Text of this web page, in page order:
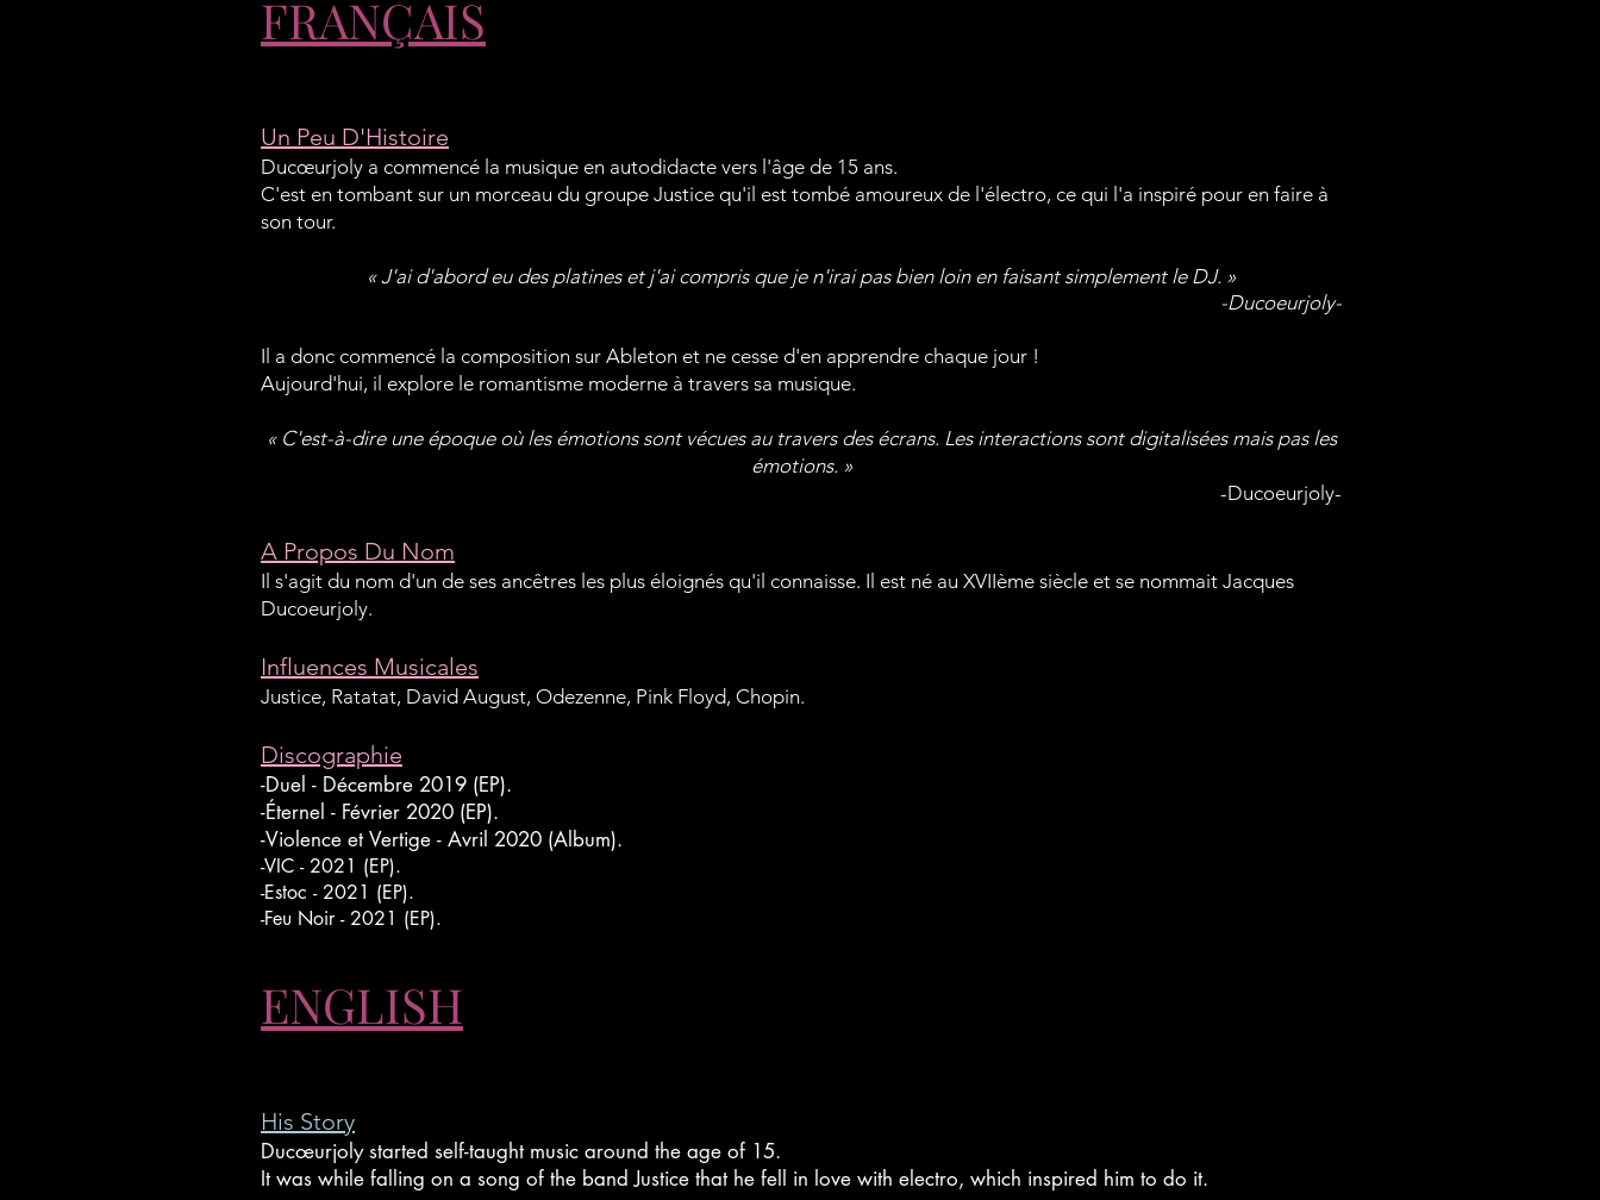
FRANÇAIS
Un Peu D'Histoire
Ducœurjoly a commencé la musique en autodidacte vers l'âge de 15 ans.
C'est en tombant sur un morceau du groupe Justice qu'il est tombé amoureux de l'électro, ce qui l'a inspiré pour en faire à
son tour.
« J'ai d'abord eu des platines et j'ai compris que je n'irai pas bien loin en faisant simplement le DJ. »
-Ducoeurjoly-
Il a donc commencé la composition sur Ableton et ne cesse d'en apprendre chaque jour !
Aujourd'hui, il explore le romantisme moderne à travers sa musique.
« C'est-à-dire une époque où les émotions sont vécues au travers des écrans. Les interactions sont digitalisées mais pas les
émotions. »
-Ducoeurjoly-
A Propos Du Nom
Il s'agit du nom d'un de ses ancêtres les plus éloignés qu'il connaisse. Il est né au XVIIème siècle et se nommait Jacques
Ducoeurjoly.
Influences Musicales
Justice, Ratatat, David August, Odezenne, Pink Floyd, Chopin.
Discographie
-Duel - Décembre 2019 (EP).
-Éternel - Février 2020 (EP).
-Violence et Vertige - Avril 2020 (Album).
-VIC - 2021 (EP).
-Estoc - 2021 (EP).
-Feu Noir - 2021 (EP).
ENGLISH
His Story
Ducœurjoly started self-taught music around the age of 15.
It was while falling on a song of the band Justice that he fell in love with electro, which inspired him to do it.